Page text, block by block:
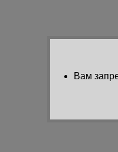
Вам